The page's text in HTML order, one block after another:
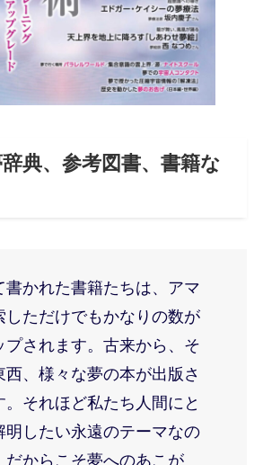
典、参考図書、書籍な
書かれた書籍たちは、アマ
しただけでもかなりの数が
プされます。古来から、そ
西、様々な夢の本が出版さ
。それほど私たち人間にと
明したい永遠のテーマなの
だからこそ夢へのあこが